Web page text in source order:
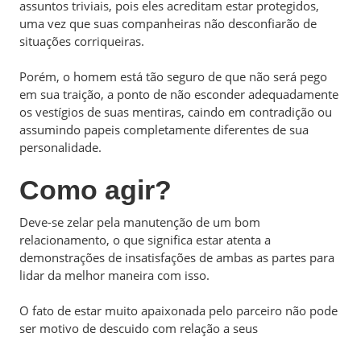
assuntos triviais, pois eles acreditam estar protegidos,
uma vez que suas companheiras não desconfiarão de
situações corriqueiras.
Porém, o homem está tão seguro de que não será pego
em sua traição, a ponto de não esconder adequadamente
os vestígios de suas mentiras, caindo em contradição ou
assumindo papeis completamente diferentes de sua
personalidade.
Como agir?
Deve-se zelar pela manutenção de um bom
relacionamento, o que significa estar atenta a
demonstrações de insatisfações de ambas as partes para
lidar da melhor maneira com isso.
O fato de estar muito apaixonada pelo parceiro não pode
ser motivo de descuido com relação a seus